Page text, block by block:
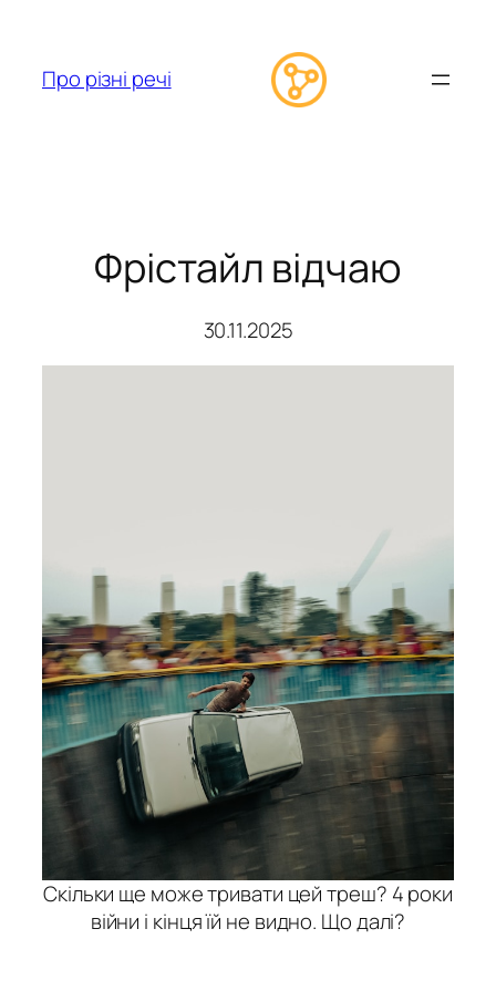
вмісту
Про різні речі
Фрістайл відчаю
30.11.2025
Скільки ще може тривати цей треш? 4 роки
війни і кінця їй не видно. Що далі?